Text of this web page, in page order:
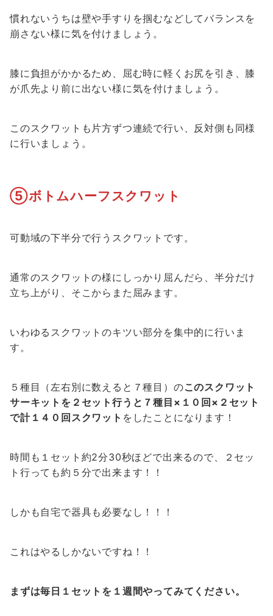
慣れないうちは壁や手すりを掴むなどしてバランスを
崩さない様に気を付けましょう。
膝に負担がかかるため、屈む時に軽くお尻を引き、膝
が爪先より前に出ない様に気を付けましょう。
このスクワットも片方ずつ連続で行い、反対側も同様
に行いましょう。
⑤ボトムハーフスクワット
可動域の下半分で行うスクワットです。
通常のスクワットの様にしっかり屈んだら、半分だけ
立ち上がり、そこからまた屈みます。
いわゆるスクワットのキツい部分を集中的に行いま
す。
５種目（左右別に数えると７種目）のこのスクワット
サーキットを２セット行うと７種目×１０回×２セット
で計１４０回スクワット をしたことになります！
時間も１セット約2分30秒ほどで出来るので、２セッ
ト行っても約５分で出来ます！！
しかも自宅で器具も必要なし！！！
これはやるしかないですね！！
まずは毎日１セットを１週間やってみてください。